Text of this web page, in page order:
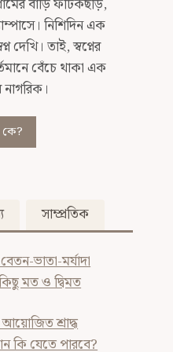
বাড়ি ফটিকছড়ি,
নিশিদিন এক
দেখি। তাই, স্বপ্নের
বেঁচে থাকা এক
সাম্প্রতিক
ভাতা-মর্যাদা
মত ও দ্বিমত
শ্রাদ্ধ
কি যেতে পারবে?